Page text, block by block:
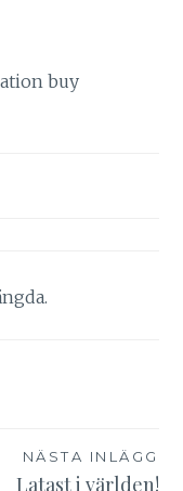
buy
NÄSTA INLÄGG
Latast i världen!